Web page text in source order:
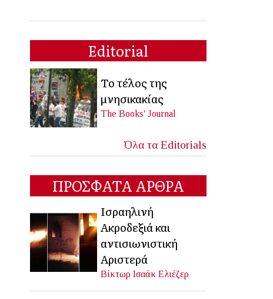
Editorial
Το τέλος της
μνησικακίας
The Books' Journal
Όλα τα Editorials
ΠΡΟΣΦΑΤΑ ΑΡΘΡΑ
Ισραηλινή
Ακροδεξιά και
αντισιωνιστική
Αριστερά
Βίκτωρ Ισαάκ Ελιέζερ